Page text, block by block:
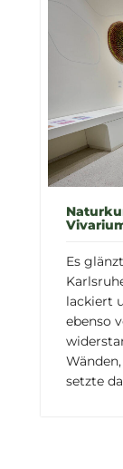
Es
lackiert
ebenso
setzte